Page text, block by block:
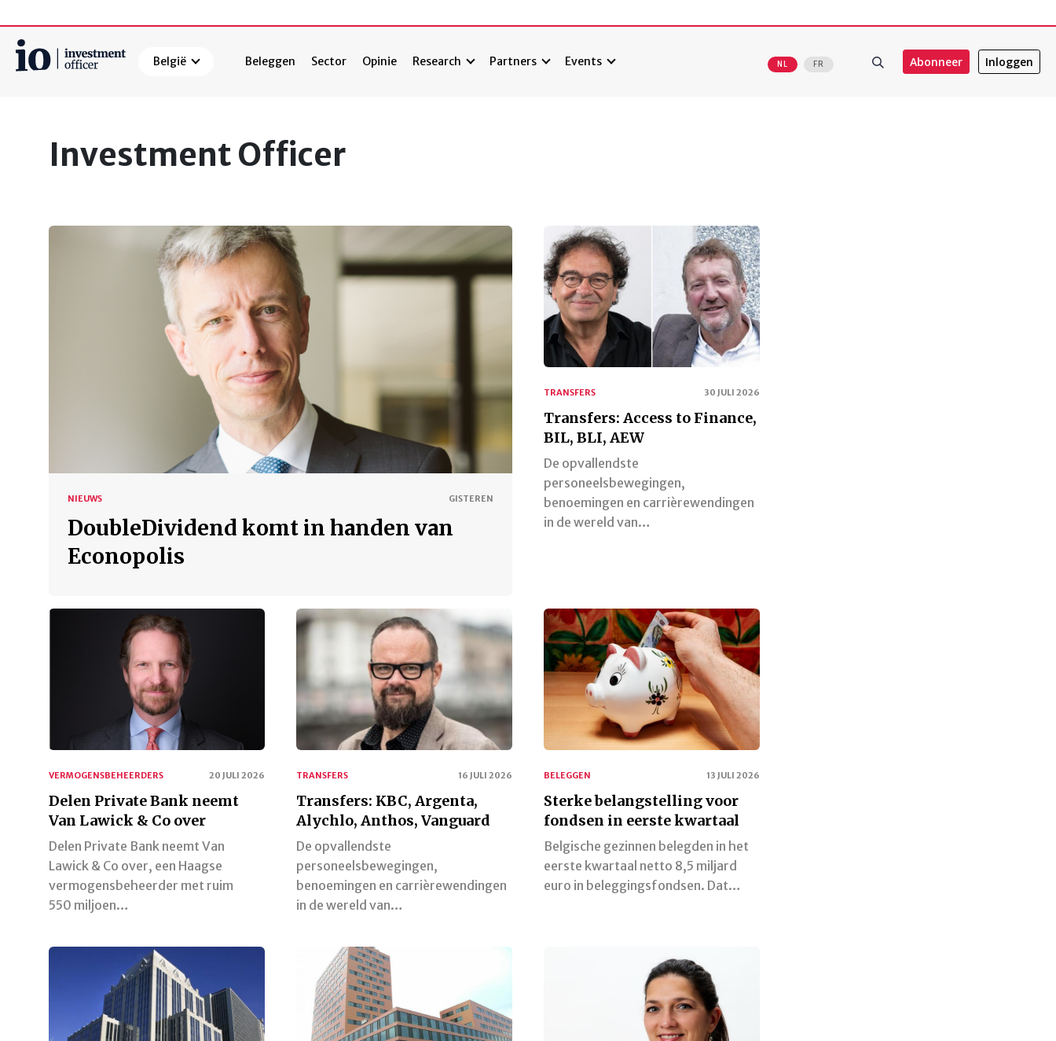
België Beleggen Sector Opinie Research Partners Events NL FR Abonneer Inloggen
Investment Officer
NIEUWS GISTEREN
DoubleDividend komt in handen van
Econopolis
TRANSFERS 30 JULI 2026
Transfers: Access to Finance,
BIL, BLI, AEW
De opvallendste
personeelsbewegingen,
benoemingen en carrièrewendingen
in de wereld van…
VERMOGENSBEHEERDERS 20 JULI 2026
Delen Private Bank neemt
Van Lawick & Co over
Delen Private Bank neemt Van
Lawick & Co over, een Haagse
vermogensbeheerder met ruim
550 miljoen…
TRANSFERS 16 JULI 2026
Transfers: KBC, Argenta,
Alychlo, Anthos, Vanguard
De opvallendste
personeelsbewegingen,
benoemingen en carrièrewendingen
in de wereld van…
BELEGGEN 13 JULI 2026
Sterke belangstelling voor
fondsen in eerste kwartaal
Belgische gezinnen belegden in het
eerste kwartaal netto 8,5 miljard
euro in beleggingsfondsen. Dat…